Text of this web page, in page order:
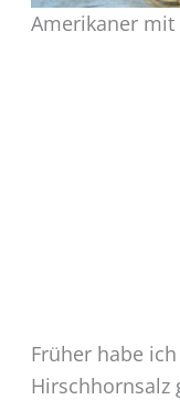
Amerikaner mit
Früher habe
Hirschhornsalz